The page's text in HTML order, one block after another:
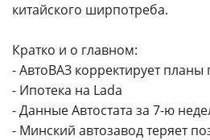
китайского ширпотреба.
Кратко и о главном:
- АвтоВАЗ корректирует
- Ипотека на Lada
- Данные Автостата за 7-ю
- Минский автозавод теряет